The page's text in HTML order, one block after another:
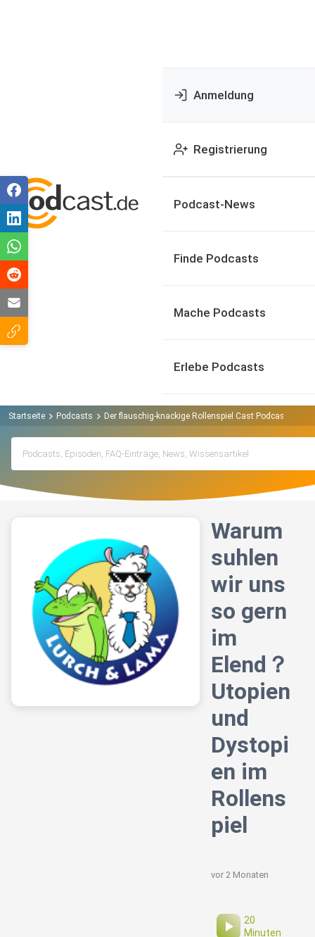
Anmeldung
Registrierung
Podcast-News
Finde Podcasts
Mache Podcasts
Erlebe Podcasts
Startseite Podcasts Der flauschig-knackige Rollenspiel Cast Podcast
Warum
suhlen
wir uns
so gern
im
Elend？
Utopien
und
Dystopi
en im
Rollens
piel
vor 2 Monaten
20
Minuten